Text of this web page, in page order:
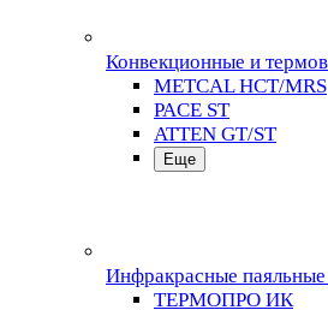
Конвекционные и
METCAL HCT/MRS
PACE ST
ATTEN GT/ST
Еще
Инфракрасные
ТЕРМОПРО ИК